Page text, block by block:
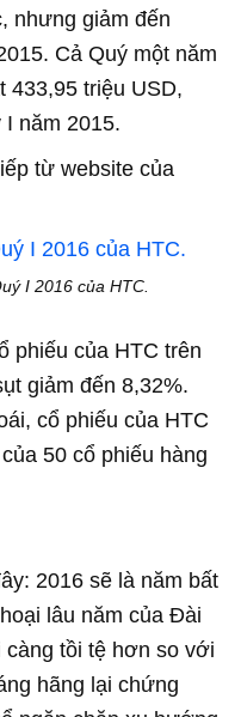
nhưng giảm đến
Cả Quý một năm
433,95 triệu USD,
năm 2015.
từ website của
I 2016 của HTC.
phiếu của HTC trên
giảm đến 8,32%.
cổ phiếu của HTC
50 cổ phiếu hàng
2016 sẽ là năm bất
lâu năm của Đài
càng tồi tệ hơn so với
hãng lại chứng